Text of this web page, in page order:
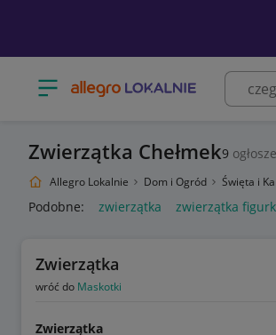
Otwórz menu z kategoriami
Zwierzątka Chełmek9
Allegro Lokalnie Dom i Ogród Święta i
Podobne: zwierzątka zwierzątka
Zwierzątka
wróć do Maskotki
Zwierzątka